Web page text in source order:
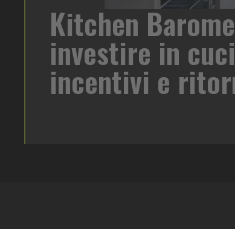
Kitchen
investire in
incentivi e